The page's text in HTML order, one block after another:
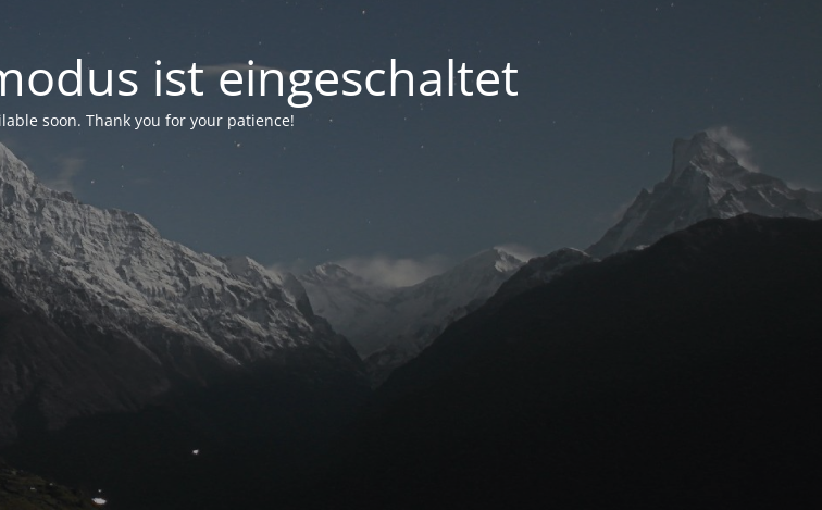
ist eingeschaltet
soon. Thank you for your patience!